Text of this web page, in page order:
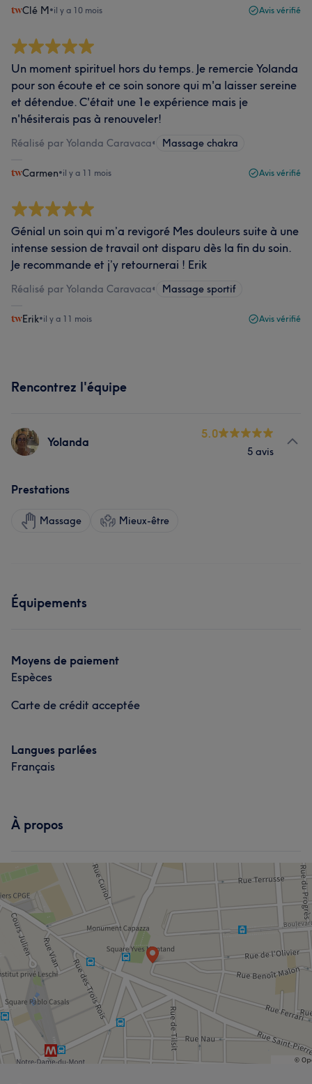
Clé M•il y a 10 mois Avis vérifié
Un moment spirituel hors du temps. Je remercie Yolanda
pour son écoute et ce soin sonore qui m'a laisser sereine
et détendue. C'était une 1e expérience mais je
n'hésiterais pas à renouveler!
Réalisé par Yolanda Caravaca• Massage chakra
Carmen•il y a 11 mois Avis vérifié
Génial un soin qui m’a revigoré Mes douleurs suite à une
intense session de travail ont disparu dès la fin du soin.
Je recommande et j’y retournerai ! Erik
Réalisé par Yolanda Caravaca• Massage sportif
Erik•il y a 11 mois Avis vérifié
Rencontrez l'équipe
Yolanda
5.0
5 avis
Prestations
Massage Mieux-être
Équipements
Moyens de paiement
Espèces
Carte de crédit acceptée
Langues parlées
Français
À propos